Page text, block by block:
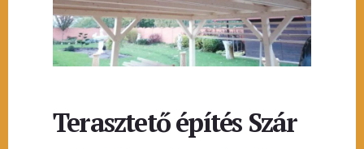
Terasztető építés Szár